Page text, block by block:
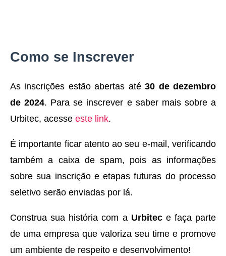
Como se Inscrever
As inscrições estão abertas até30 de dezembro
de 2024. Para se inscrever e saber mais sobre a
Urbitec, acesse este link.
É importante ficar atento ao seu e-mail, verificando
também a caixa de spam, pois as informações
sobre sua inscrição e etapas futuras do processo
seletivo serão enviadas por lá.
Construa sua história com a Urbitece faça parte
de uma empresa que valoriza seu time e promove
um ambiente de respeito e desenvolvimento!